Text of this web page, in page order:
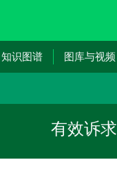
知识图谱 图库与视频
有效诉求